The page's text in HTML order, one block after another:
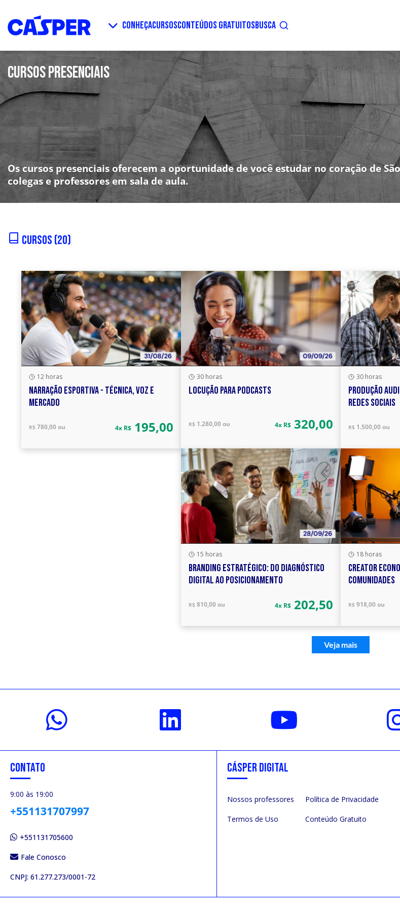
CONHEÇACURSOSCONTEÚDOS GRATUITOSBUSCA
CURSOS PRESENCIAIS
Os cursos presenciais oferecem a oportunidade de você estudar no coração de
colegas e professores em sala de aula.
Cursos (20)
12 horas
NARRAÇÃO ESPORTIVA - TÉCNICA, VOZ E
MERCADO
R$ 780,00 ou 4x R$ 195,00
30 horas
LOCUÇÃO PARA PODCASTS
R$ 1.280,00 ou 4x R$ 320,00
30 horas
PRODUÇÃO
REDES SOCIAIS
R$ 1.500,00 ou
15 horas
BRANDING ESTRATÉGICO: DO DIAGNÓSTICO
DIGITAL AO POSICIONAMENTO
R$ 810,00 ou 4x R$ 202,50
18 horas
CREATOR
COMUNIDADES
R$ 918,00 ou
Veja mais
CONTATO
9:00 às 19:00
+551131707997
+551131705600
Fale Conosco
CNPJ: 61.277.273/0001-72
CÁSPER DIGITAL
Nossos professores
Termos de Uso
Política de Privacidade
Conteúdo Gratuito